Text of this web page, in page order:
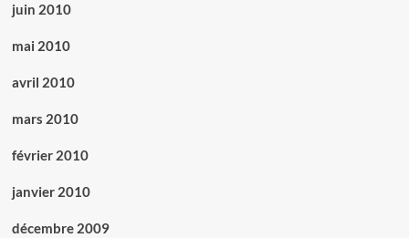
juin 2010
mai 2010
avril 2010
mars 2010
février 2010
janvier 2010
décembre 2009